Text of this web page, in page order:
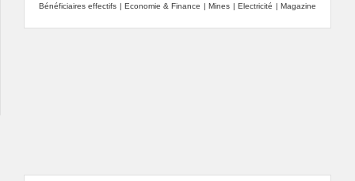
Bénéficiaires effectifs | Economie & Finance | Mines | Electricité | Magazine